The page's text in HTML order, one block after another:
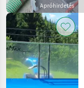
Apróhirdetés